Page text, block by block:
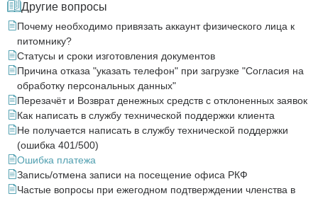
Другие вопросы
Почему необходимо привязать аккаунт физического лица к
питомнику?
Статусы и сроки изготовления документов
Причина отказа "указать телефон" при загрузке "Согласия на
обработку персональных данных"
Перезачёт и Возврат денежных средств с отклоненных заявок
Как написать в службу технической поддержки клиента
Не получается написать в службу технической поддержки
(ошибка 401/500)
Ошибка платежа
Запись/отмена записи на посещение офиса РКФ
Частые вопросы при ежегодном подтверждении членства в